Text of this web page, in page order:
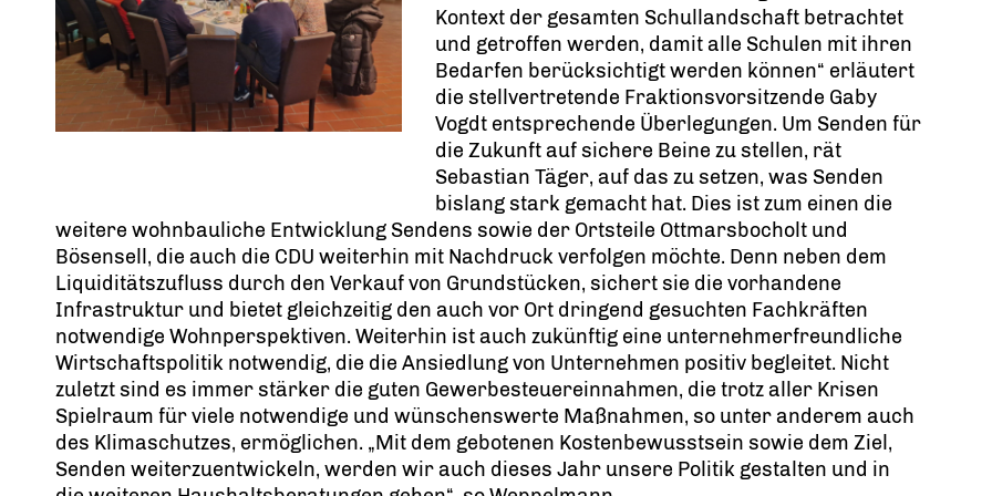
Kontext der gesamten Schullandschaft betrachtet
und getroffen werden, damit alle Schulen mit ihren
Bedarfen berücksichtigt werden können“ erläutert
die stellvertretende Fraktionsvorsitzende Gaby
Vogdt entsprechende Überlegungen. Um Senden für
die Zukunft auf sichere Beine zu stellen, rät
Sebastian Täger, auf das zu setzen, was Senden
bislang stark gemacht hat. Dies ist zum einen die
weitere wohnbauliche Entwicklung Sendens sowie der Ortsteile Ottmarsbocholt und
Bösensell, die auch die CDU weiterhin mit Nachdruck verfolgen möchte. Denn neben dem
Liquiditätszufluss durch den Verkauf von Grundstücken, sichert sie die vorhandene
Infrastruktur und bietet gleichzeitig den auch vor Ort dringend gesuchten Fachkräften
notwendige Wohnperspektiven. Weiterhin ist auch zukünftig eine unternehmerfreundliche
Wirtschaftspolitik notwendig, die die Ansiedlung von Unternehmen positiv begleitet. Nicht
zuletzt sind es immer stärker die guten Gewerbesteuereinnahmen, die trotz aller Krisen
Spielraum für viele notwendige und wünschenswerte Maßnahmen, so unter anderem auch
des Klimaschutzes, ermöglichen. „Mit dem gebotenen Kostenbewusstsein sowie dem Ziel,
Senden weiterzuentwickeln, werden wir auch dieses Jahr unsere Politik gestalten und in